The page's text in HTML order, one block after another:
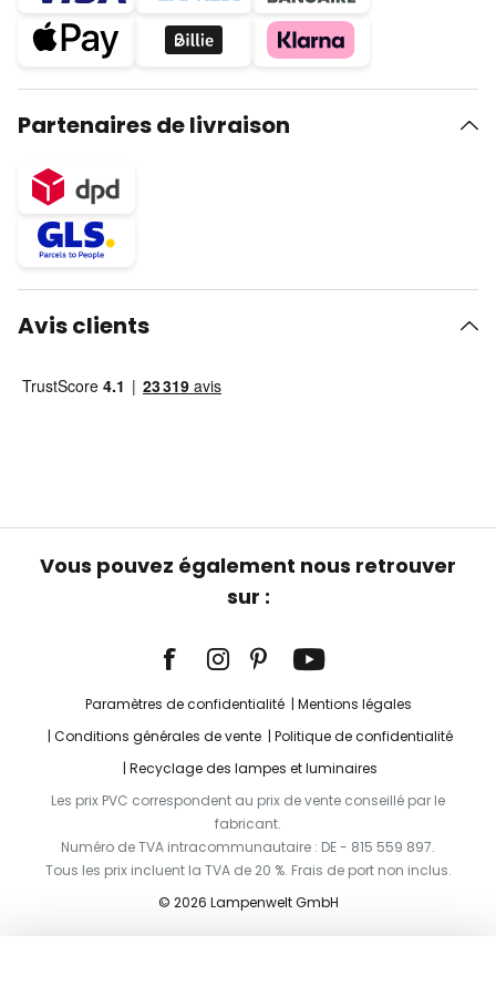
Partenaires de livraison
Avis clients
Vous pouvez également nous retrouver
sur :
Paramètres de confidentialité
Mentions légales
Conditions générales de vente
Politique de confidentialité
Recyclage des lampes et luminaires
Les prix PVC correspondent au prix de vente conseillé par le
fabricant.
Numéro de TVA intracommunautaire : DE - 815 559 897.
Tous les prix incluent la TVA de 20 %. Frais de port non inclus.
© 2026 Lampenwelt GmbH